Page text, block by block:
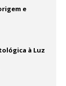
e
à Luz